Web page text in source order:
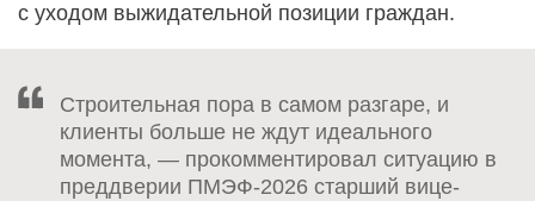
с уходом выжидательной позиции граждан.
Строительная пора в самом разгаре, и
клиенты больше не ждут идеального
момента, — прокомментировал ситуацию в
преддверии ПМЭФ-2026 старший вице-